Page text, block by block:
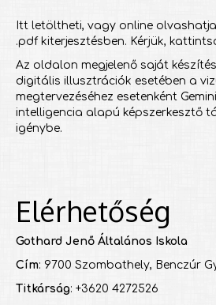
Itt letöltheti, vagy online
.pdf kiterjesztésben. Kérjük,
Az oldalon megjelenő saját
digitális illusztrációk esetében a
megtervezéséhez esetenként
intelligencia alapú képszerkesztő
igénybe.
Elérhetőség
Gothard Jenő Általános Iskola
Cím: 9700 Szombathely, Benczúr
Titkárság: +3620 4272526